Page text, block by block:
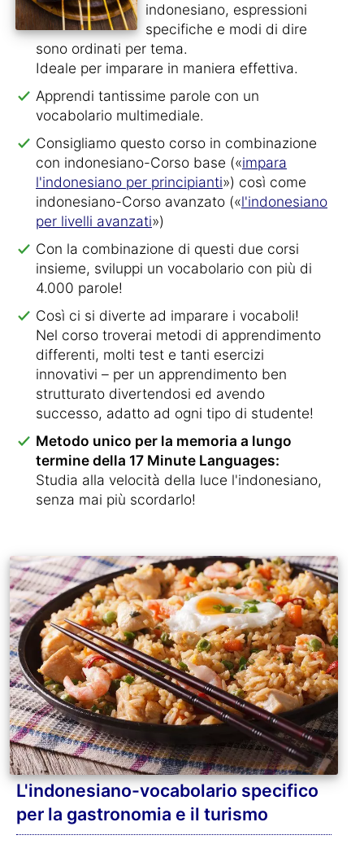
indonesiano, espressioni
specifiche e modi di dire
sono ordinati per tema.
Ideale per imparare in maniera effettiva.
Apprendi tantissime parole con un
vocabolario multimediale.
Consigliamo questo corso in combinazione
con indonesiano-Corso base («impara
l'indonesiano per principianti») così come
indonesiano-Corso avanzato («l'indonesiano
per livelli avanzati»)
Con la combinazione di questi due corsi
insieme, sviluppi un vocabolario con più di
4.000 parole!
Così ci si diverte ad imparare i vocaboli!
Nel corso troverai metodi di apprendimento
differenti, molti test e tanti esercizi
innovativi – per un apprendimento ben
strutturato divertendosi ed avendo
successo, adatto ad ogni tipo di studente!
Metodo unico per la memoria a lungo
termine della 17 Minute Languages:
Studia alla velocità della luce l'indonesiano,
senza mai più scordarlo!
L'indonesiano-vocabolario specifico
per la gastronomia e il turismo